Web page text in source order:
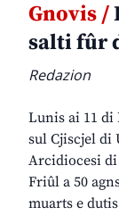
Gnovis /
salti fûr
Redazion
Lunis ai 11 di
sul Cjiscjel di
Arcidiocesi di
Friûl a 50
muarts e